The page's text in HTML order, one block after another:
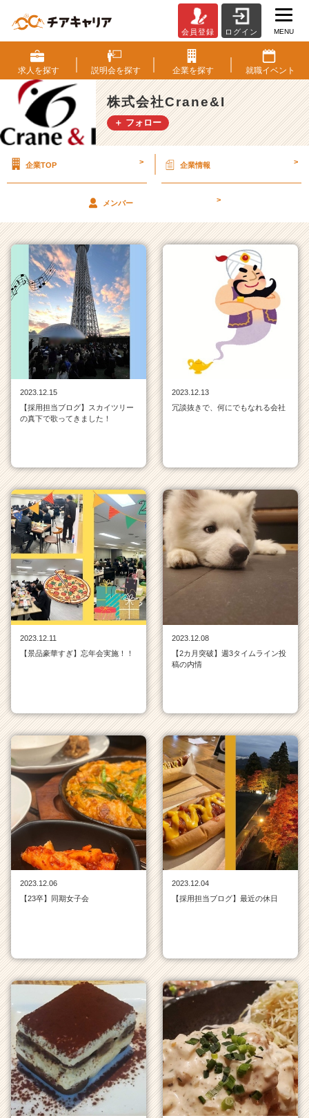
式
会
社
C
r
a
I
イ
ム
ラ
イ
ン
一
覧
|
ベ
ン
チ
成
か
ら
ス
カ
ト
が
届
く
就
活
ト
ャ
リ
ア
（C
h
e
e
r
C
a
r
会員登録 ログイン MENU
求人を探す 説明会を探す 企業を探す 就職イベント
株式会社Crane&I
＋ フォロー
企業TOP > 企業情報 >
メンバー >
2023.12.15
【採用担当ブログ】スカイツリー
の真下で歌ってきました！
2023.12.13
冗談抜きで、何にでもなれる会社
2023.12.11
【景品豪華すぎ】忘年会実施！！
2023.12.08
【2カ月突破】週3タイムライン投
稿の内情
2023.12.06
【23卒】同期女子会
2023.12.04
【採用担当ブログ】最近の休日